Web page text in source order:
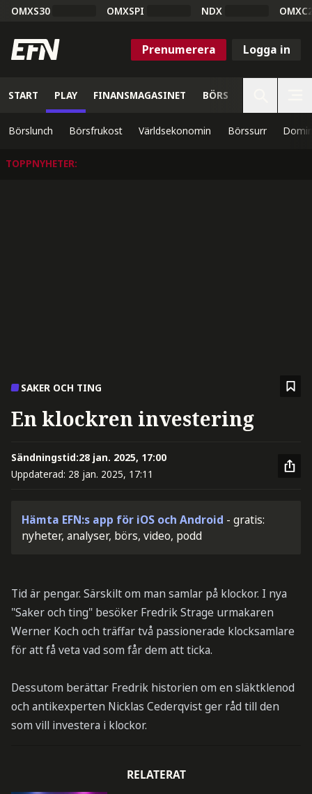
OMXS30 OMXSPI NDX
Prenumerera Logga in
START PLAY FINANSMAGASINET BÖRS
Börslunch Börsfrukost Världsekonomin Börssurr
TOPPNYHETER:
SAKER OCH TING
En klockren investering
Sändningstid:28 jan. 2025, 17:00
Uppdaterad: 28 jan. 2025, 17:11
Hämta EFN:s app för iOS och Android - gratis:
nyheter, analyser, börs, video, podd
Tid är pengar. Särskilt om man samlar på klockor. I nya
"Saker och ting" besöker Fredrik Strage urmakaren
Werner Koch och träffar två passionerade klocksamlare
för att få veta vad som får dem att ticka.
Dessutom berättar Fredrik historien om en släktklenod
och antikexperten Nicklas Cederqvist ger råd till den
som vill investera i klockor.
RELATERAT